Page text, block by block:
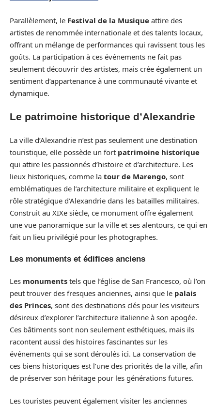
Parallèlement, le Festival de la Musique attire des
artistes de renommée internationale et des talents locaux,
offrant un mélange de performances qui ravissent tous les
goûts. La participation à ces événements ne fait pas
seulement découvrir des artistes, mais crée également un
sentiment d’appartenance à une communauté vivante et
dynamique.
Le patrimoine historique d’Alexandrie
La ville d’Alexandrie n’est pas seulement une destination
touristique, elle possède un fort patrimoine historique
qui attire les passionnés d’histoire et d’architecture. Les
lieux historiques, comme la tour de Marengo, sont
emblématiques de l’architecture militaire et expliquent le
rôle stratégique d’Alexandrie dans les batailles militaires.
Construit au XIXe siècle, ce monument offre également
une vue panoramique sur la ville et ses alentours, ce qui en
fait un lieu privilégié pour les photographes.
Les monuments et édifices anciens
Les monuments tels que l’église de San Francesco, où l’on
peut trouver des fresques anciennes, ainsi que le palais
des Princes, sont des destinations clés pour les visiteurs
désireux d’explorer l’architecture italienne à son apogée.
Ces bâtiments sont non seulement esthétiques, mais ils
racontent aussi des histoires fascinantes sur les
événements qui se sont déroulés ici. La conservation de
ces biens historiques est l’une des priorités de la ville, afin
de préserver son héritage pour les générations futures.
Les touristes peuvent également visiter les anciennes